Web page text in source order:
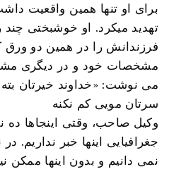
برای او تنها همین واقعیت
تهدید میکرد. او خوشبختی
فرزندانش را در همین دو
مشخصات خود و در دیگری
می نوشت: «خداوند خیرتان
سرتان مویی کم نکنه
وکیل صاحب، وقتی اینجاها ده
جغرافیایی اینها خبر نداریم.
نمی دانیم و بدون اینها ممکن